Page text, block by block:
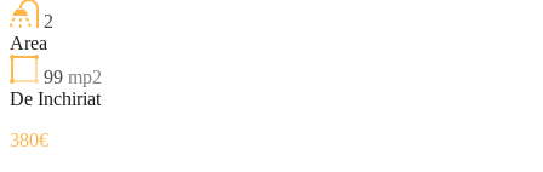
2
Area
99 mp2
De Inchiriat
380€